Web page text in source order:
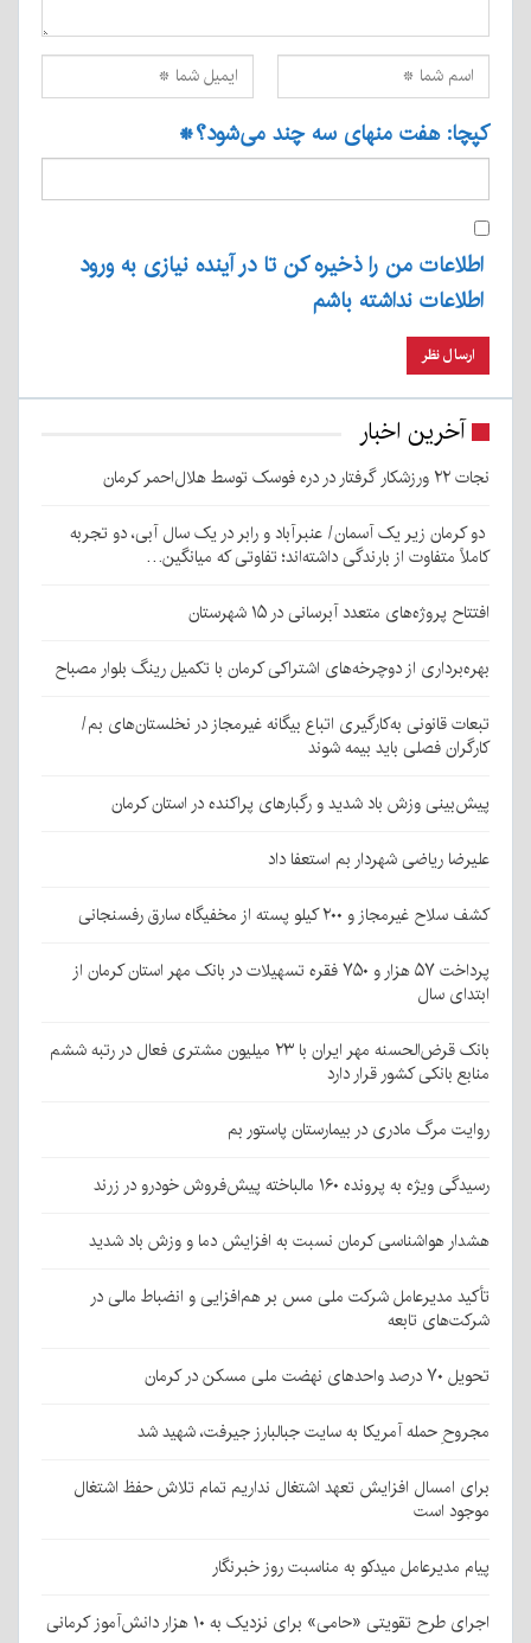
کپچا: هفت منهای سه چند می‌شود؟*
اطلاعات من را ذخیره کن تا در آینده نیازی به ورود
اطلاعات نداشته باشم
آخرین اخبار
نجات ۲۲ ورزشکار گرفتار در دره فوسک توسط هلال‌احمر کرمان
دو کرمان زیر یک آسمان/ عنبرآباد و رابر در یک سال آبی، دو تجربه
کاملاً متفاوت از بارندگی داشته‌اند؛ تفاوتی که میانگین…
افتتاح پروژه‌های متعدد آبرسانی در ۱۵ شهرستان
بهره‌برداری از دوچرخه‌های اشتراکی کرمان با تکمیل رینگ بلوار مصباح
تبعات قانونی به‌کارگیری اتباع بیگانه غیرمجاز در نخلستان‌های بم/
کارگران فصلی باید بیمه شوند
پیش‌بینی وزش باد شدید و رگبارهای پراکنده در استان کرمان
علیرضا ریاضی شهردار بم استعفا داد
کشف سلاح غیرمجاز و ۲۰۰ کیلو پسته از مخفیگاه سارق رفسنجانی
پرداخت ۵۷ هزار و ۷۵۰ فقره تسهیلات در بانک مهر استان کرمان از
ابتدای سال
بانک قرض‌الحسنه مهر ایران با ۲۳ میلیون مشتری فعال در رتبه ششم
منابع بانکی کشور قرار دارد
روایت مرگ مادری در بیمارستان پاستور بم
رسیدگی ویژه به پرونده ۱۶۰ مالباخته پیش‌فروش خودرو در زرند
هشدار هواشناسی کرمان نسبت به افزایش دما و وزش باد شدید
تأکید مدیرعامل شرکت ملی مس بر هم‌افزایی و انضباط مالی در
شرکت‌های تابعه
تحویل ۷۰ درصد واحدهای نهضت ملی مسکن در کرمان
مجروحِ حمله آمریکا به سایت جبالبارز جیرفت، شهید شد
برای امسال افزایش تعهد اشتغال نداریم تمام تلاش حفظ اشتغال
موجود است
پیام مدیرعامل میدکو به مناسبت روز خبرنگار
اجرای طرح تقویتی «حامی» برای نزدیک به ۱۰ هزار دانش‌آموز کرمانی